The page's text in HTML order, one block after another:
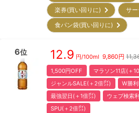
楽券(買い回りに)
サ
食パン袋(買い回りに)
6位 12.9 円/100ml 9,860円
1,500円OFF
マラソン11店(＋
ジャンルSALE(＋2倍㌽)
W勝
最強翌日(＋1倍㌽)
ウェブ検索
SPU(＋2倍㌽)